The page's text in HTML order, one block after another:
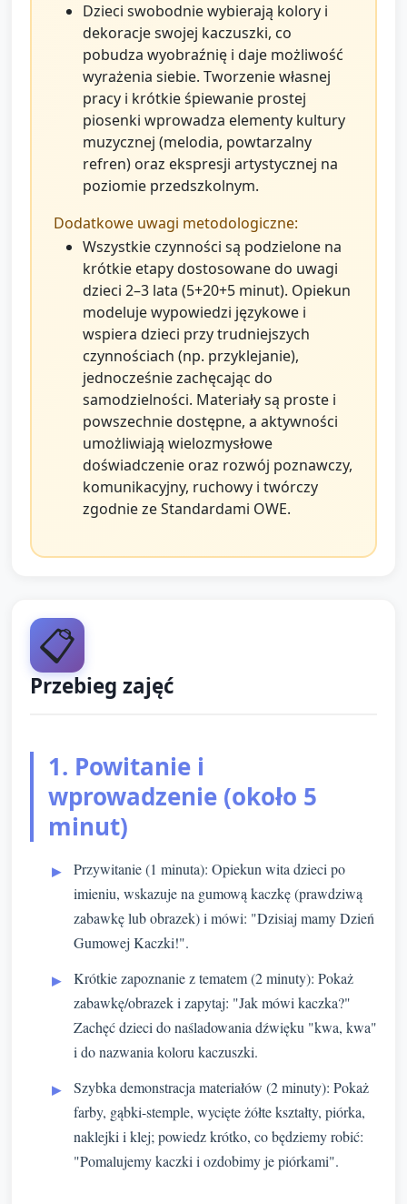
Dzieci swobodnie wybierają kolory i
dekoracje swojej kaczuszki, co
pobudza wyobraźnię i daje możliwość
wyrażenia siebie. Tworzenie własnej
pracy i krótkie śpiewanie prostej
piosenki wprowadza elementy kultury
muzycznej (melodia, powtarzalny
refren) oraz ekspresji artystycznej na
poziomie przedszkolnym.
Dodatkowe uwagi metodologiczne:
Wszystkie czynności są podzielone na
krótkie etapy dostosowane do uwagi
dzieci 2–3 lata (5+20+5 minut). Opiekun
modeluje wypowiedzi językowe i
wspiera dzieci przy trudniejszych
czynnościach (np. przyklejanie),
jednocześnie zachęcając do
samodzielności. Materiały są proste i
powszechnie dostępne, a aktywności
umożliwiają wielozmysłowe
doświadczenie oraz rozwój poznawczy,
komunikacyjny, ruchowy i twórczy
zgodnie ze Standardami OWE.
📋
Przebieg zajęć
1. Powitanie i
wprowadzenie (około 5
minut)
Przywitanie (1 minuta): Opiekun wita dzieci po
imieniu, wskazuje na gumową kaczkę (prawdziwą
zabawkę lub obrazek) i mówi: "Dzisiaj mamy Dzień
Gumowej Kaczki!".
Krótkie zapoznanie z tematem (2 minuty): Pokaż
zabawkę/obrazek i zapytaj: "Jak mówi kaczka?"
Zachęć dzieci do naśladowania dźwięku "kwa, kwa"
i do nazwania koloru kaczuszki.
Szybka demonstracja materiałów (2 minuty): Pokaż
farby, gąbki-stemple, wycięte żółte kształty, piórka,
naklejki i klej; powiedz krótko, co będziemy robić:
"Pomalujemy kaczki i ozdobimy je piórkami".